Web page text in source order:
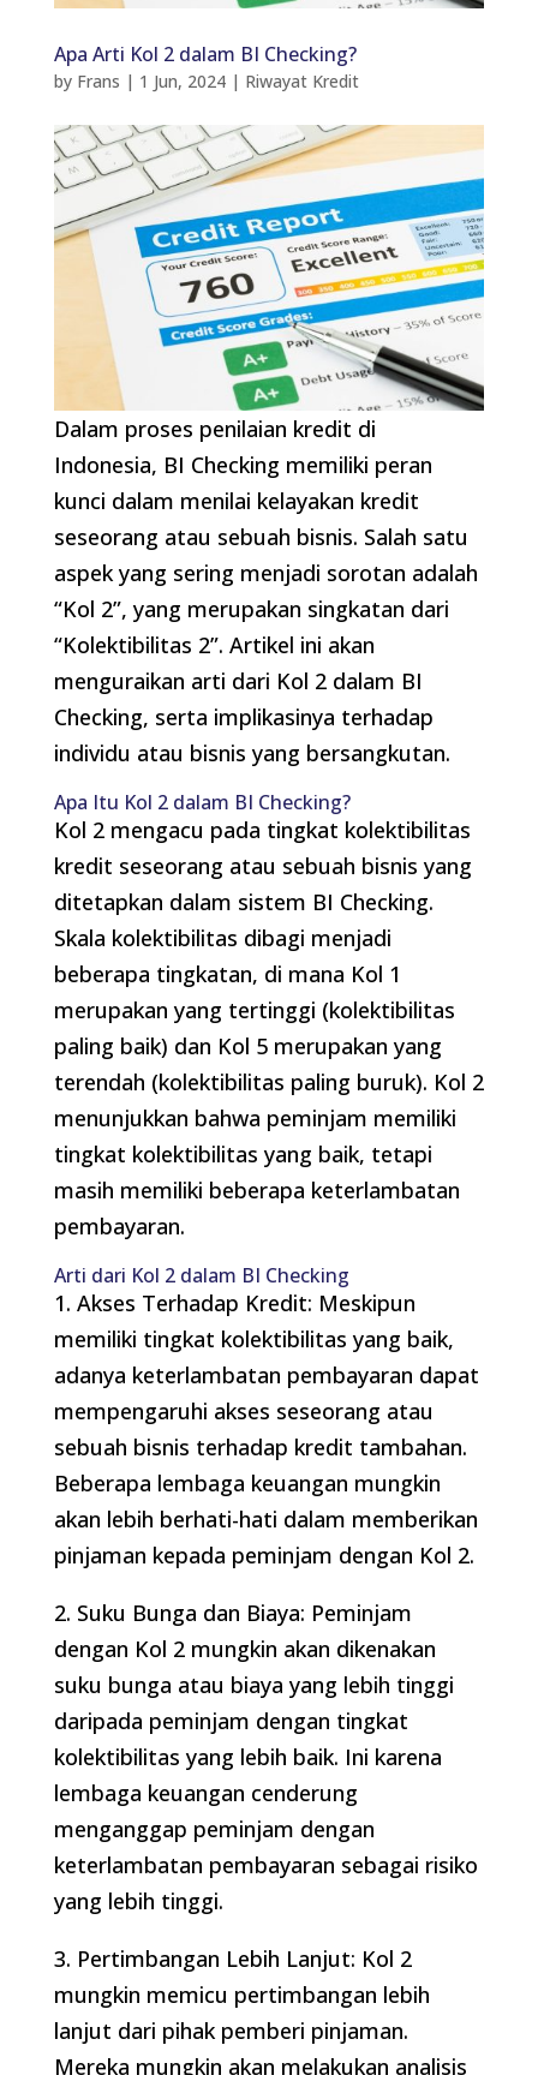
Apa Arti Kol 2 dalam BI Checking?
by Frans | 1 Jun, 2024| Riwayat Kredit
Dalam proses penilaian kredit di
Indonesia, BI Checking memiliki peran
kunci dalam menilai kelayakan kredit
seseorang atau sebuah bisnis. Salah satu
aspek yang sering menjadi sorotan adalah
“Kol 2”, yang merupakan singkatan dari
“Kolektibilitas 2”. Artikel ini akan
menguraikan arti dari Kol 2 dalam BI
Checking, serta implikasinya terhadap
individu atau bisnis yang bersangkutan.
Apa Itu Kol 2 dalam BI Checking?
Kol 2 mengacu pada tingkat kolektibilitas
kredit seseorang atau sebuah bisnis yang
ditetapkan dalam sistem BI Checking.
Skala kolektibilitas dibagi menjadi
beberapa tingkatan, di mana Kol 1
merupakan yang tertinggi (kolektibilitas
paling baik) dan Kol 5 merupakan yang
terendah (kolektibilitas paling buruk). Kol 2
menunjukkan bahwa peminjam memiliki
tingkat kolektibilitas yang baik, tetapi
masih memiliki beberapa keterlambatan
pembayaran.
Arti dari Kol 2 dalam BI Checking
1. Akses Terhadap Kredit: Meskipun
memiliki tingkat kolektibilitas yang baik,
adanya keterlambatan pembayaran dapat
mempengaruhi akses seseorang atau
sebuah bisnis terhadap kredit tambahan.
Beberapa lembaga keuangan mungkin
akan lebih berhati-hati dalam memberikan
pinjaman kepada peminjam dengan Kol 2.
2. Suku Bunga dan Biaya: Peminjam
dengan Kol 2 mungkin akan dikenakan
suku bunga atau biaya yang lebih tinggi
daripada peminjam dengan tingkat
kolektibilitas yang lebih baik. Ini karena
lembaga keuangan cenderung
menganggap peminjam dengan
keterlambatan pembayaran sebagai risiko
yang lebih tinggi.
3. Pertimbangan Lebih Lanjut: Kol 2
mungkin memicu pertimbangan lebih
lanjut dari pihak pemberi pinjaman.
Mereka mungkin akan melakukan analisis